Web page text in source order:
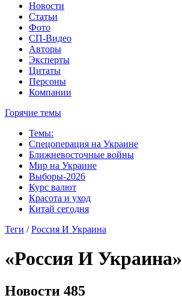
Новости
Статьи
Фото
СП-Видео
Авторы
Эксперты
Цитаты
Персоны
Компании
Горячие темы
Темы:
Спецоперация на Украине
Ближневосточные войны
Мир на Украине
Выборы-2026
Курс валют
Красота и уход
Китай сегодня
Теги /Россия И Украина
«Россия И Украина»
Новости 485